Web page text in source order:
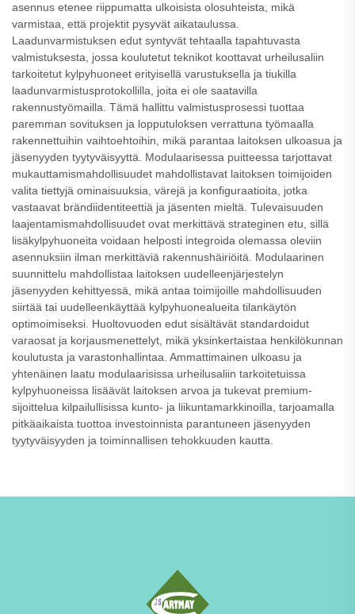
asennus etenee riippumatta ulkoisista olosuhteista, mikä
varmistaa, että projektit pysyvät aikataulussa.
Laadunvarmistuksen edut syntyvät tehtaalla tapahtuvasta
valmistuksesta, jossa koulutetut teknikot koottavat urheilusaliin
tarkoitetut kylpyhuoneet erityisellä varustuksella ja tiukilla
laadunvarmistusprotokollilla, joita ei ole saatavilla
rakennustyömailla. Tämä hallittu valmistusprosessi tuottaa
paremman sovituksen ja lopputuloksen verrattuna työmaalla
rakennettuihin vaihtoehtoihin, mikä parantaa laitoksen ulkoasua ja
jäsenyyden tyytyväisyyttä. Modulaarisessa puitteessa tarjottavat
mukauttamismahdollisuudet mahdollistavat laitoksen toimijoiden
valita tiettyjä ominaisuuksia, värejä ja konfiguraatioita, jotka
vastaavat brändiidentiteettiä ja jäsenten mieltä. Tulevaisuuden
laajentamismahdollisuudet ovat merkittävä strateginen etu, sillä
lisäkylpyhuoneita voidaan helposti integroida olemassa oleviin
asennuksiin ilman merkittäviä rakennushäiriöitä. Modulaarinen
suunnittelu mahdollistaa laitoksen uudelleenjärjestelyn
jäsenyyden kehittyessä, mikä antaa toimijoille mahdollisuuden
siirtää tai uudelleenkäyttää kylpyhuonealueita tilankäytön
optimoimiseksi. Huoltovuoden edut sisältävät standardoidut
varaosat ja korjausmenettelyt, mikä yksinkertaistaa henkilökunnan
koulutusta ja varastonhallintaa. Ammattimainen ulkoasu ja
yhtenäinen laatu modulaarisissa urheilusaliin tarkoitetuissa
kylpyhuoneissa lisäävät laitoksen arvoa ja tukevat premium-
sijoittelua kilpailullisissa kunto- ja liikuntamarkkinoilla, tarjoamalla
pitkäaikaista tuottoa investoinnista parantuneen jäsenyyden
tyytyväisyyden ja toiminnallisen tehokkuuden kautta.